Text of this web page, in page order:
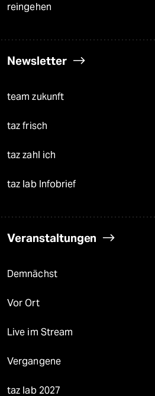
reingehen
Newsletter
team zukunft
taz frisch
taz zahl ich
taz lab Infobrief
Veranstaltungen
Demnächst
Vor Ort
Live im Stream
Vergangene
taz lab 2027